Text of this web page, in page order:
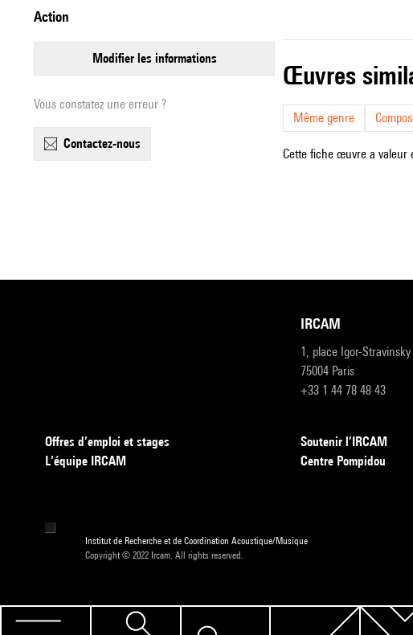
action
modifier les informations
Vous constatez une erreur ?
contactez-nous
œuvres
Même genre
Cette fiche œuvre a valeur
IRCAM
1, place Igor-Stravinsky
75004 Paris
+33 1 44 78 48 43
Offres d’emploi et stages
L’équipe IRCAM
Soutenir l’IRCAM
Centre Pompidou
Institut de Recherche et de Coordination Acoustique/Musique
Copyright © 2022 Ircam. All rights reserved.